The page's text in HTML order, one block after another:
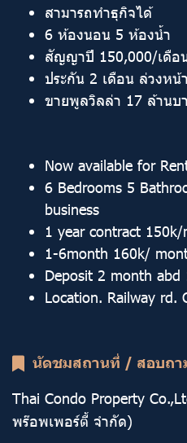
สามารถทำธุกิจได้
6 ห้องนอน 5 ห้องน้ำ
สัญญาปี 150,000/เดือ
ประกัน 2 เดือน ล่วงหน้
ขายพูลวิลล่า 17 ล้านบ
Now available for
6 Bedrooms 5
business
1 year contract 150k/
1-6month 160k/
Deposit 2 month
Location. Railway rd.
นัดชมสถานที่ / สอบถา
Thai Condo Property
พร๊อพเพอร์ตี้ จำกัด)